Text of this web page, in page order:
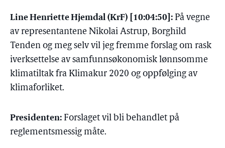
Line Henriette Hjemdal (KrF) [10:04:50]: På vegne
av representantene Nikolai Astrup, Borghild
Tenden og meg selv vil jeg fremme forslag om rask
iverksettelse av samfunnsøkonomisk lønnsomme
klimatiltak fra Klimakur 2020 og oppfølging av
klimaforliket.
Presidenten: Forslaget vil bli behandlet på
reglementsmessig måte.